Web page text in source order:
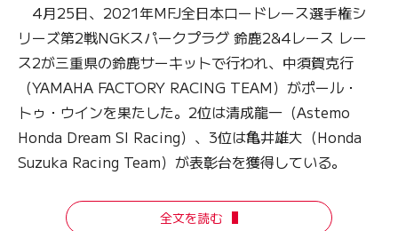
4月25日、2021年MFJ全日本ロードレース選手権シ
リーズ第2戦NGKスパークプラグ 鈴鹿2&4レース レー
ス2が三重県の鈴鹿サーキットで行われ、中須賀克行
（YAMAHA FACTORY RACING TEAM）がポール・
トゥ・ウインを果たした。2位は清成龍一（Astemo
Honda Dream SI Racing）、3位は亀井雄大（Honda
Suzuka Racing Team）が表彰台を獲得している。
全文を読む